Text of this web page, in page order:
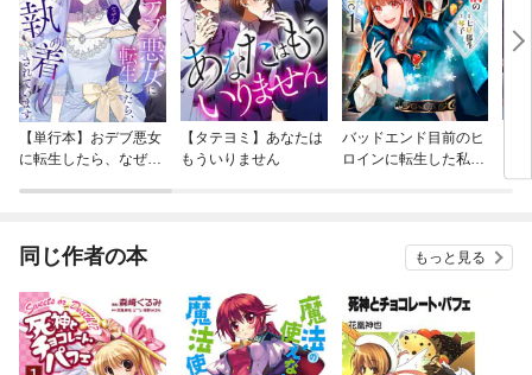
【単行本】おデブ悪女
に転生したら、なぜか
【タテヨミ】あなたは
もういりません
バッドエンド目前のヒ
ロインに転生した私、
同じ作者の本 もっと見る